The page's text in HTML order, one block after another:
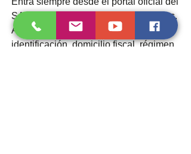
SAT y evita usar enlaces sospechosos.
Al iniciar sesión, revisa tus datos de
identificación, domicilio fiscal, régimen,